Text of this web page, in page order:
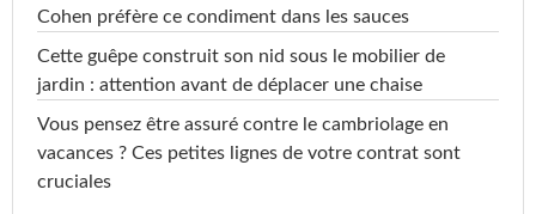
Cohen préfère ce condiment dans les sauces
Cette guêpe construit son nid sous le mobilier de
jardin : attention avant de déplacer une chaise
Vous pensez être assuré contre le cambriolage en
vacances ? Ces petites lignes de votre contrat sont
cruciales